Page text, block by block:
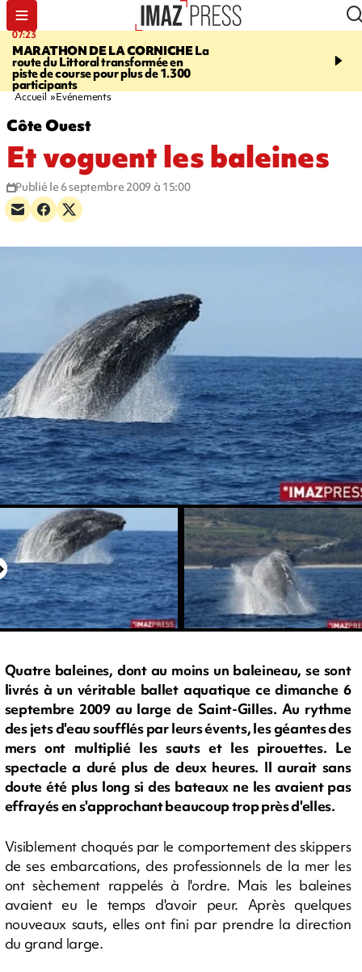
07:23
MARATHON DE LA CORNICHELa
route du Littoral transformée en
piste de course pour plus de 1.300
participants
08:37
braderie de l'océan
Accueil Evénements
Côte Ouest
Et voguent les baleines
Publié le 6 septembre 2009 à 15:00
Quatre baleines, dont au moins un baleineau, se sont
livrés à un véritable ballet aquatique ce dimanche 6
septembre 2009 au large de Saint-Gilles. Au rythme
des jets d'eau soufflés par leurs évents, les géantes des
mers ont multiplié les sauts et les pirouettes. Le
spectacle a duré plus de deux heures. Il aurait sans
doute été plus long si des bateaux ne les avaient pas
effrayés en s'approchant beaucoup trop près d'elles.
Visiblement choqués par le comportement des skippers
de ses embarcations, des professionnels de la mer les
ont sèchement rappelés à l'ordre. Mais les baleines
avaient eu le temps d'avoir peur. Après quelques
nouveaux sauts, elles ont fini par prendre la direction
du grand large.